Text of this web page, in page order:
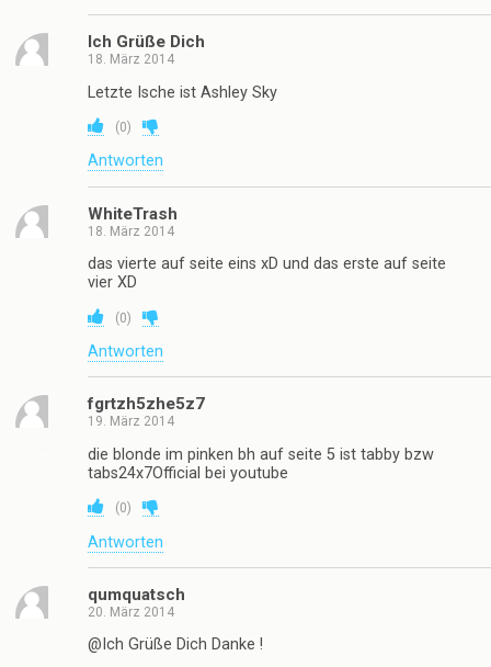
Ich Grüße Dich
18. März 2014
Letzte Ische ist Ashley Sky
(0)
Antworten
WhiteTrash
18. März 2014
das vierte auf seite eins xD und das erste auf seite
vier XD
(0)
Antworten
fgrtzh5zhe5z7
19. März 2014
die blonde im pinken bh auf seite 5 ist tabby bzw
tabs24x7Official bei youtube
(0)
Antworten
qumquatsch
20. März 2014
@Ich Grüße Dich Danke !